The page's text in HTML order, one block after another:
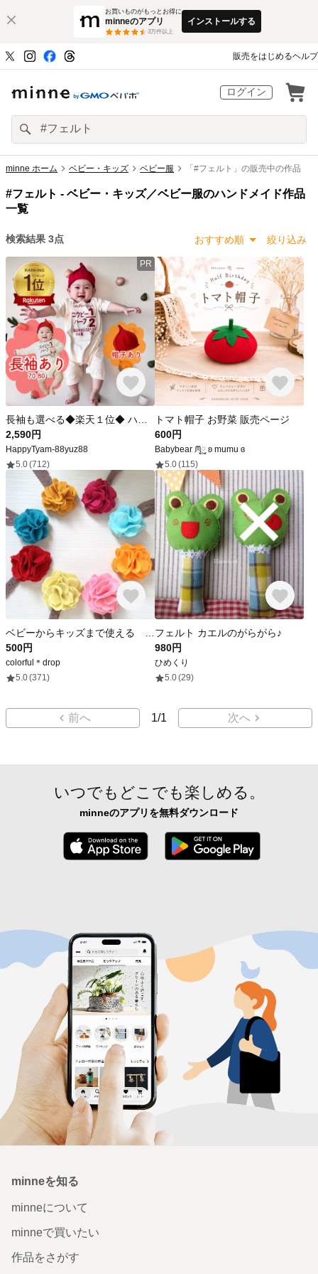
お買いものがもっとお得に
minneのアプリ
3万件以上
インストールする
販売をはじめるヘルプ
ログイン
minne ホーム ベビー・キッズ ベビー服 「#フェルト」の販売中の作品
#フェルト - ベビー・キッズ／ベビー服のハンドメイド作品
一覧
おすすめ順 絞り込み
検索結果 3点
PR
2,590円
HappyTyam-88yuz88
5.0(712)
トマト帽子 お野菜 販売ページ
600円
Babybear ᙏ࿆ ʚ mumu ɞ
5.0(115)
500円
colorful＊drop
5.0(371)
フェルト カエルのがらがら♪
980円
ひめくり
5.0(29)
前へ 1/1 次へ
いつでもどこでも楽しめる。
minneのアプリを無料ダウンロード
minneを知る
minneについて
minneで買いたい
作品をさがす